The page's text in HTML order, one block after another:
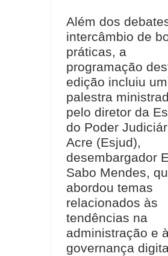
Além dos
intercâmbio de
práticas, a
programação
edição incluiu
palestra
pelo diretor da
do Poder
Acre (Esjud),
desembargador
Sabo Mendes,
abordou temas
relacionados às
tendências na
administração e
governança